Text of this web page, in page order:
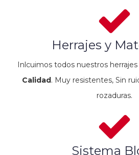
Herrajes y
Inlcuimos todos nuestros
Calidad. Muy resistentes, Sin
rozaduras.
Sistema